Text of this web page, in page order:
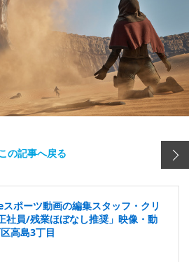
この記事へ戻る
スポーツ動画の編集スタッフ・クリ
社員/残業ほぼなし推奨」映像・動
高島3丁目